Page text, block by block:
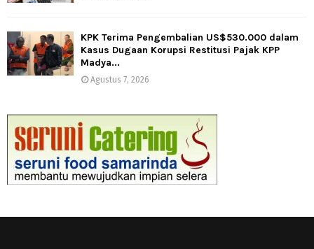
KPK Terima Pengembalian US$530.000 dalam
Kasus Dugaan Korupsi Restitusi Pajak KPP
Madya...
Agustus 7, 2026